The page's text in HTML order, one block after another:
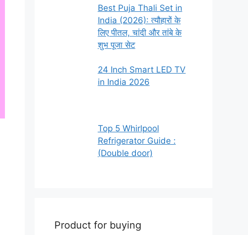
Best Puja Thali Set in
India (2026): त्यौहारों के
लिए पीतल, चांदी और तांबे के
शुभ पूजा सेट
24 Inch Smart LED TV
in India 2026
Top 5 Whirlpool
Refrigerator Guide :
(Double door)
Product for buying